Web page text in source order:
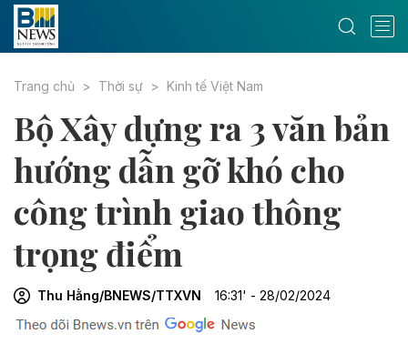
Trang chủ Thời sự Kinh tế Việt Nam
Bộ Xây dựng ra 3 văn bản
hướng dẫn gỡ khó cho
công trình giao thông
trọng điểm
Thu Hằng/BNEWS/TTXVN 16:31' - 28/02/2024